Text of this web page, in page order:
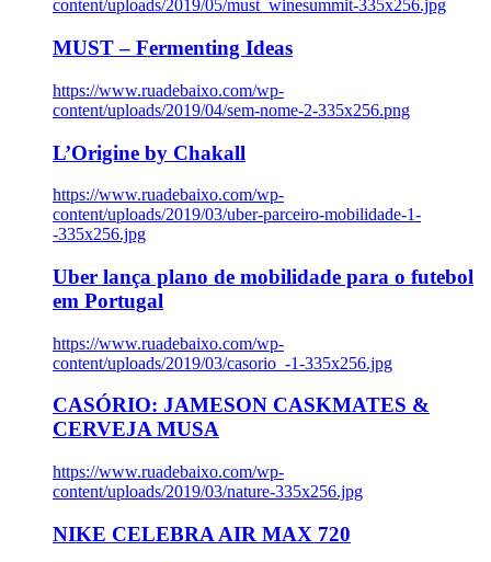
content/uploads/2019/05/must_winesummit-335x256.jpg
MUST – Fermenting Ideas
https://www.ruadebaixo.com/wp-
content/uploads/2019/04/sem-nome-2-335x256.png
L’Origine by Chakall
https://www.ruadebaixo.com/wp-
content/uploads/2019/03/uber-parceiro-mobilidade-1-
-335x256.jpg
Uber lança plano de mobilidade para o futebol
em Portugal
https://www.ruadebaixo.com/wp-
content/uploads/2019/03/casorio_-1-335x256.jpg
CASÓRIO: JAMESON CASKMATES &
CERVEJA MUSA
https://www.ruadebaixo.com/wp-
content/uploads/2019/03/nature-335x256.jpg
NIKE CELEBRA AIR MAX 720